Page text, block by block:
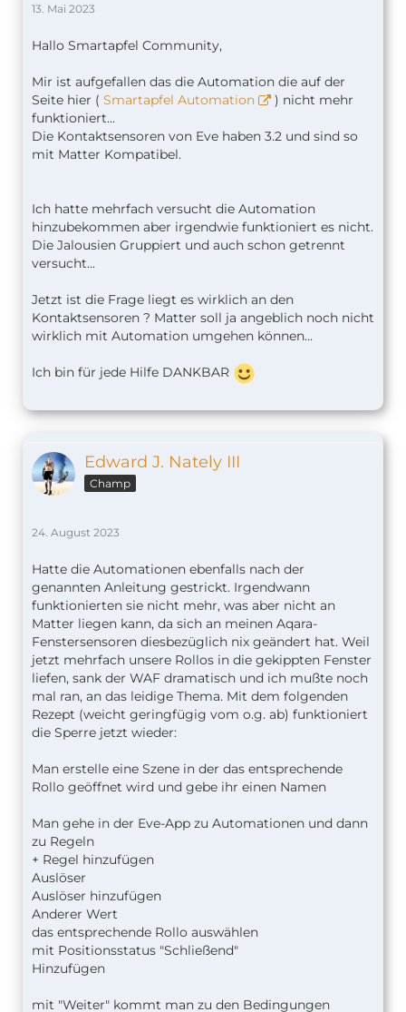
13. Mai 2023
Hallo Smartapfel Community,
Mir ist aufgefallen das die Automation die auf der
Seite hier ( Smartapfel Automation
) nicht mehr
funktioniert...
Die Kontaktsensoren von Eve haben 3.2 und sind so
mit Matter Kompatibel.
Ich hatte mehrfach versucht die Automation
hinzubekommen aber irgendwie funktioniert es nicht.
Die Jalousien Gruppiert und auch schon getrennt
versucht...
Jetzt ist die Frage liegt es wirklich an den
Kontaktsensoren ? Matter soll ja angeblich noch nicht
wirklich mit Automation umgehen können...
Ich bin für jede Hilfe DANKBAR
Edward J. Nately III
Champ
24. August 2023
Hatte die Automationen ebenfalls nach der
genannten Anleitung gestrickt. Irgendwann
funktionierten sie nicht mehr, was aber nicht an
Matter liegen kann, da sich an meinen Aqara-
Fenstersensoren diesbezüglich nix geändert hat. Weil
jetzt mehrfach unsere Rollos in die gekippten Fenster
liefen, sank der WAF dramatisch und ich mußte noch
mal ran, an das leidige Thema. Mit dem folgenden
Rezept (weicht geringfügig vom o.g. ab) funktioniert
die Sperre jetzt wieder:
Man erstelle eine Szene in der das entsprechende
Rollo geöffnet wird und gebe ihr einen Namen
Man gehe in der Eve-App zu Automationen und dann
zu Regeln
+ Regel hinzufügen
Auslöser
Auslöser hinzufügen
Anderer Wert
das entsprechende Rollo auswählen
mit Positionsstatus "Schließend"
Hinzufügen
mit "Weiter" kommt man zu den Bedingungen